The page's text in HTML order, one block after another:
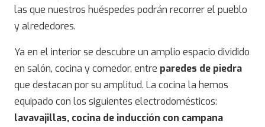
las que nuestros huéspedes podrán recorrer el pueblo
y alrededores.
Ya en el interior se descubre un amplio espacio dividido
en salón, cocina y comedor, entre paredes de piedra
que destacan por su amplitud. La cocina la hemos
equipado con los siguientes electrodomésticos:
lavavajillas, cocina de inducción con campana